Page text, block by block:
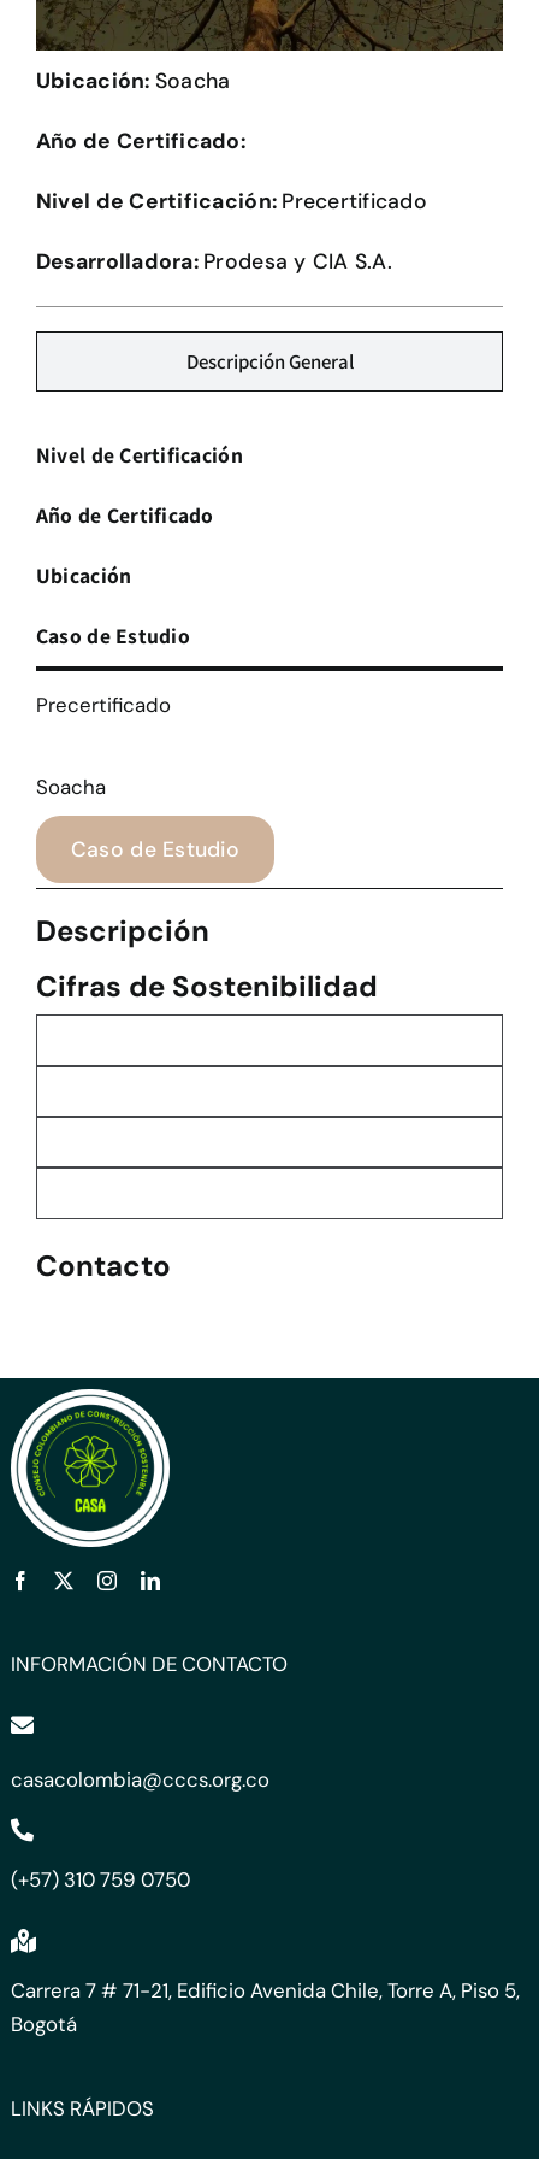
Herramientas
Credenciales
Plataforma CASA
Ubicación: Soacha
Año de Certificado:
Nivel de Certificación: Precertificado
Desarrolladora: Prodesa y CIA S.A.
Descripción General
Nivel de Certificación
Año de Certificado
Ubicación
Caso de Estudio
Precertificado
Soacha
Caso de Estudio
Descripción
Cifras de Sostenibilidad
Contacto
INFORMACIÓN DE CONTACTO
casacolombia@cccs.org.co
(+57) 310 759 0750
Carrera 7 # 71-21, Edificio Avenida Chile, Torre A, Piso 5,
Bogotá
LINKS RÁPIDOS